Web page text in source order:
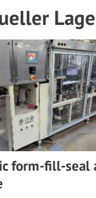
form-fill-seal